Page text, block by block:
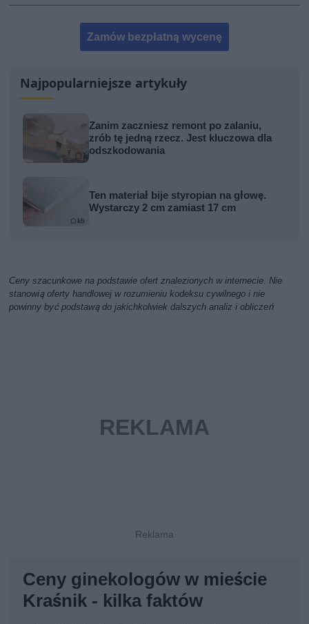
Zamów bezpłatną wycenę
Najpopularniejsze artykuły
Zanim zaczniesz remont po zalaniu,
zrób tę jedną rzecz. Jest kluczowa dla
odszkodowania
Ten materiał bije styropian na głowę.
Wystarczy 2 cm zamiast 17 cm
Ceny szacunkowe na podstawie ofert znalezionych w internecie. Nie
stanowią oferty handlowej w rozumieniu kodeksu cywilnego i nie
powinny być podstawą do jakichkolwiek dalszych analiz i obliczeń
Ceny ginekologów w mieście
Kraśnik - kilka faktów